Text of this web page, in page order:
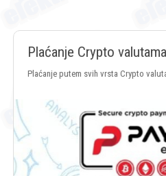
Plaćanje Crypto valutama
Plaćanje putem svih vrsta Crypto valuta